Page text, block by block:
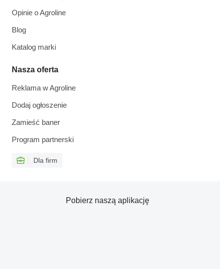
Opinie o Agroline
Blog
Katalog marki
Nasza oferta
Reklama w Agroline
Dodaj ogłoszenie
Zamieść baner
Program partnerski
Dla firm
Pobierz naszą aplikację